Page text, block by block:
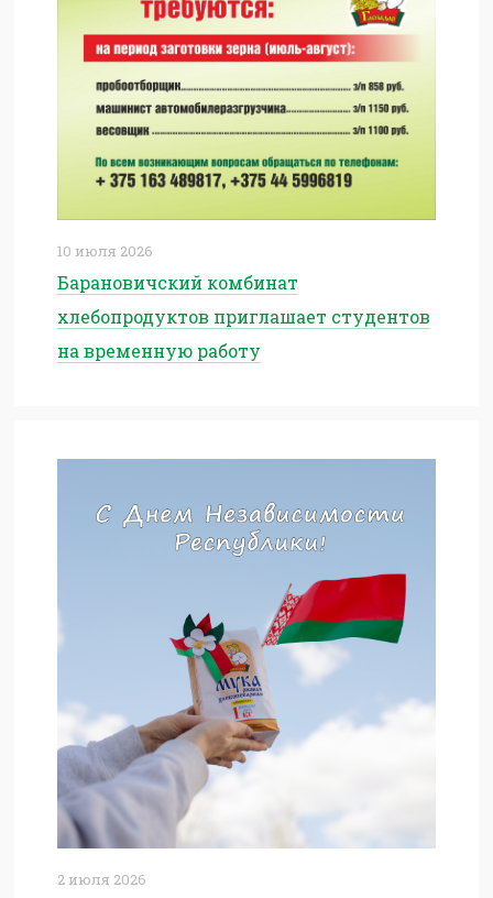
10 июля 2026
Барановичский комбинат
хлебопродуктов приглашает студентов
на временную работу
2 июля 2026